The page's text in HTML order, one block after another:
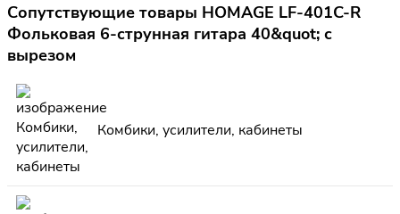
Сопутствующие товары HOMAGE LF-401C-R
Фольковая 6-струнная гитара 40&quot; с
вырезом
Комбики, усилители, кабинеты